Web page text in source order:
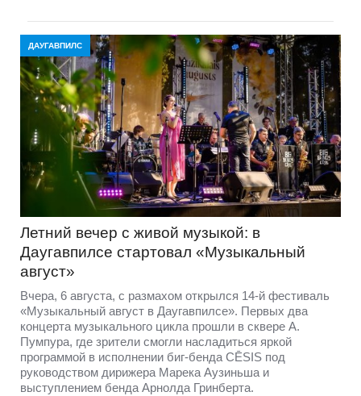
ДАУГАВПИЛС
Летний вечер с живой музыкой: в
Даугавпилсе стартовал «Музыкальный
август»
Вчера, 6 августа, с размахом открылся 14-й фестиваль
«Музыкальный август в Даугавпилсе». Первых два
концерта музыкального цикла прошли в сквере А.
Пумпура, где зрители смогли насладиться яркой
программой в исполнении биг-бенда CĒSIS под
руководством дирижера Марека Аузиньша и
выступлением бенда Арнолда Гринберта.